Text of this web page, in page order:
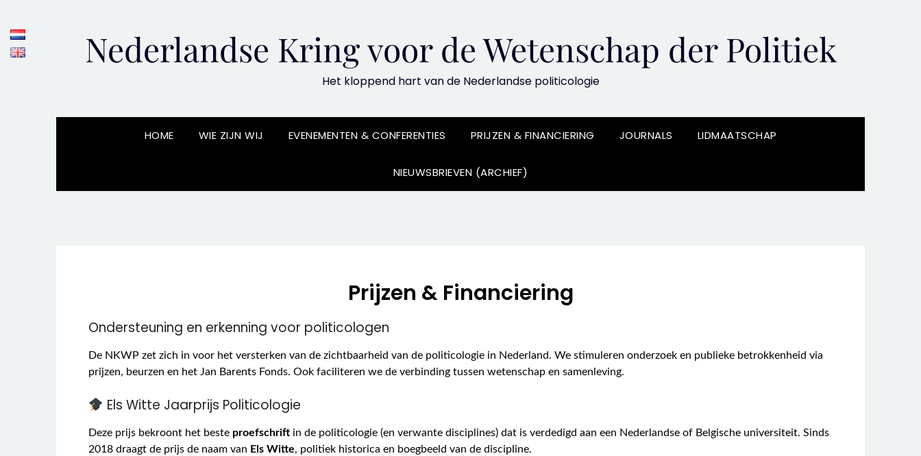
to
content
Nederlandse Kring voor de Wetenschap der Politiek
Het kloppend hart van de Nederlandse politicologie
HOME WIE ZIJN WIJ EVENEMENTEN & CONFERENTIES PRIJZEN & FINANCIERING JOURNALS LIDMAATSCHAP
NIEUWSBRIEVEN (ARCHIEF)
Prijzen & Financiering
Ondersteuning en erkenning voor politicologen
De NKWP zet zich in voor het versterken van de zichtbaarheid van de politicologie in Nederland. We stimuleren onderzoek en publieke betrokkenheid via
prijzen, beurzen en het Jan Barents Fonds. Ook faciliteren we de verbinding tussen wetenschap en samenleving.
Els Witte Jaarprijs Politicologie
Deze prijs bekroont het beste proefschrift in de politicologie (en verwante disciplines) dat is verdedigd aan een Nederlandse of Belgische universiteit. Sinds
2018 draagt de prijs de naam van Els Witte, politiek historica en boegbeeld van de discipline.